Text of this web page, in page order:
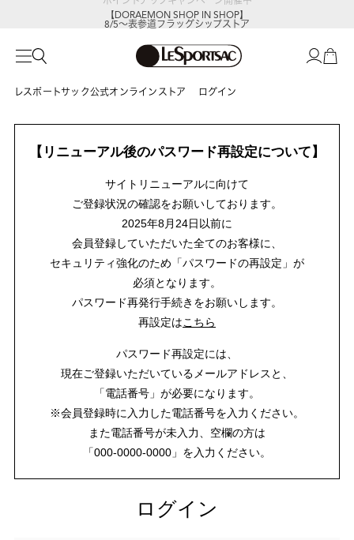
【DORAEMON SHOP IN SHOP】
8/5～表参道フラッグシップストア
レスポートサック公式オンラインストア ログイン
【リニューアル後のパスワード再設定について】
サイトリニューアルに向けて
ご登録状況の確認をお願いしております。
2025年8月24日以前に
会員登録していただいた全てのお客様に、
セキュリティ強化のため「パスワードの再設定」が
必須となります。
パスワード再発行手続きをお願いします。
再設定はこちら
パスワード再設定には、
現在ご登録いただいているメールアドレスと、
「電話番号」が必要になります。
※会員登録時に入力した電話番号を入力ください。
また電話番号が未入力、空欄の方は
「000-0000-0000」を入力ください。
ログイン